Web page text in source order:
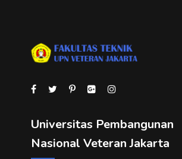
Universitas Pembangunan
Nasional Veteran Jakarta